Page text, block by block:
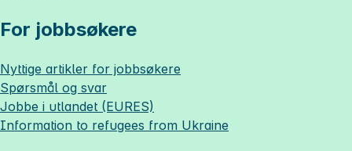
For jobbsøkere
Nyttige artikler for jobbsøkere
Spørsmål og svar
Jobbe i utlandet (EURES)
Information to refugees from Ukraine